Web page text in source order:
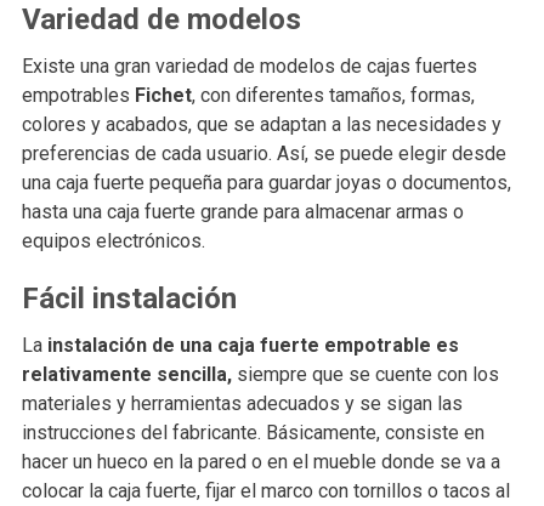
Variedad de modelos
Existe una gran variedad de modelos de cajas fuertes
empotrables Fichet, con diferentes tamaños, formas,
colores y acabados, que se adaptan a las necesidades y
preferencias de cada usuario. Así, se puede elegir desde
una caja fuerte pequeña para guardar joyas o documentos,
hasta una caja fuerte grande para almacenar armas o
equipos electrónicos.
Fácil instalación
La instalación de una caja fuerte empotrable es
relativamente sencilla,siempre que se cuente con los
materiales y herramientas adecuados y se sigan las
instrucciones del fabricante. Básicamente, consiste en
hacer un hueco en la pared o en el mueble donde se va a
colocar la caja fuerte, fijar el marco con tornillos o tacos al